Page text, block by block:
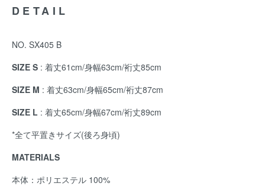
DETAIL
NO. SX405 B
SIZE S : 着丈61cm/身幅63cm/裄丈85cm
SIZE M : 着丈63cm/身幅65cm/裄丈87cm
SIZE L : 着丈65cm/身幅67cm/裄丈89cm
*全て平置きサイズ(後ろ身頃)
MATERIALS
本体：ポリエステル 100%